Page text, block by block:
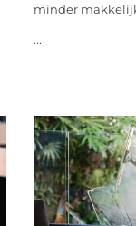
minder
...